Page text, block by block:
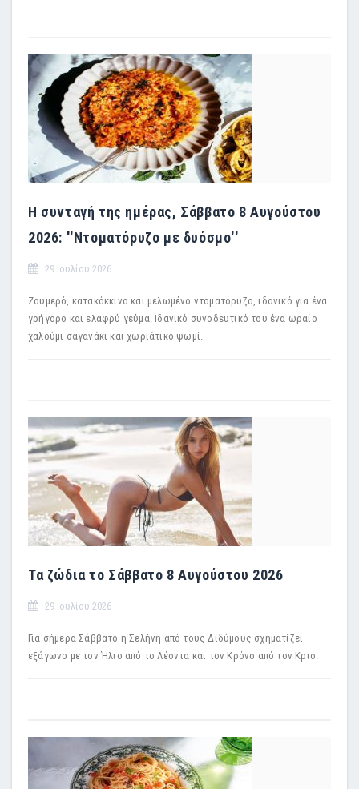
Η συνταγή της ημέρας, Σάββατο 8 Αυγούστου
2026: ''Ντοματόρυζο με δυόσμο''
29 Ιουλίου 2026
Ζουμερό, κατακόκκινο και μελωμένο ντοματόρυζο, ιδανικό για ένα
γρήγορο και ελαφρύ γεύμα. Ιδανικό συνοδευτικό του ένα ωραίο
χαλούμι σαγανάκι και χωριάτικο ψωμί.
Τα ζώδια το Σάββατο 8 Αυγούστου 2026
29 Ιουλίου 2026
Για σήμερα Σάββατο η Σελήνη από τους Διδύμους σχηματίζει
εξάγωνο με τον Ήλιο από το Λέοντα και τον Κρόνο από τον Κριό.